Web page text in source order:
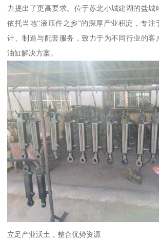
力提出了更高要求。位于苏北小城建湖的盐城
依托当地“液压件之乡”的深厚产业积淀，专注
计、制造与配套服务，致力于为不同行业的客
油缸解决方案。
立足产业沃土，整合优势资源